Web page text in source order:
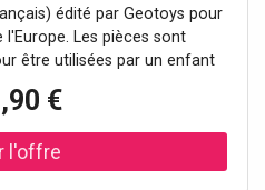
édité par Geotoys pour
l'Europe. Les pièces sont
être utilisées par un enfant
à la forme réelle des pays.
aux enfants de développer
compris la connaissance, la
en soi améliore également la
€